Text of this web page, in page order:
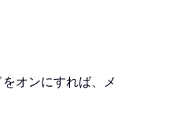
オンにすれば、メ